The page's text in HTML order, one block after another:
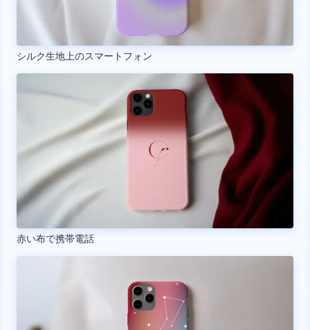
シルク生地上のスマートフォン
赤い布で携帯電話